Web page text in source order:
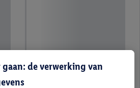
de verwerking van